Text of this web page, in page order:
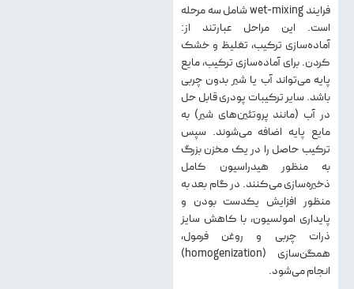
فرایند wet-mixing شامل سه مرحله
است. این مراحل عبارتند از:
آماده‌سازی ترکیب، تغلیظ و خشک‌
کردن. برای آماده‌سازی ترکیب، مایع
پایه می‌تواند آب یا شیر بدون چربی
باشد. سایر ترکیبات پودری قابل حل
در آب (مانند پروتئین‌های شیر) به
مایع پایه اضافه می‌شوند. سپس
ترکیب حاصل را در یک مخزن بزرگ
به منظور هیدراسیون کامل
ذخیره‌سازی می‌کنند. در گام بعد به
منظور افزایش یکدست بودن و
پایداری امولسیون، با کاهش سایز
ذرات چربی و روغن فرمول،
همگن‌سازی (homogenization)
انجام می‌شود.